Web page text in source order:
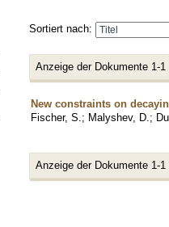
Sortiert nach:
Anzeige der Dokumente 1-1
New constraints on
Fischer, S. ; Malyshev, D. ;
Anzeige der Dokumente 1-1